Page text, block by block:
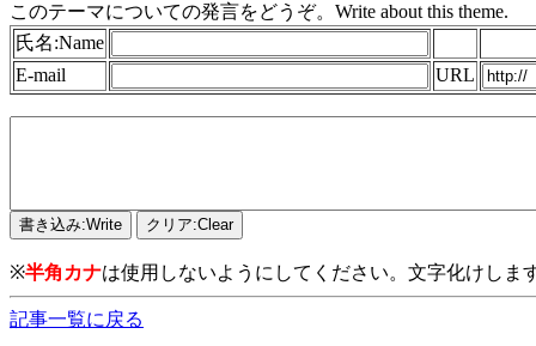
このテーマについての発言をどうぞ。Write about this theme.
氏名:Name
E-mail
URL
※半角カナは使用しないようにしてください。文字化けしま
記事一覧に戻る